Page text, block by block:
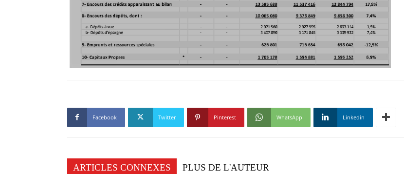
Facebook Twitter Pinterest WhatsApp Linkedin
ARTICLES CONNEXES PLUS DE L'AUTEUR